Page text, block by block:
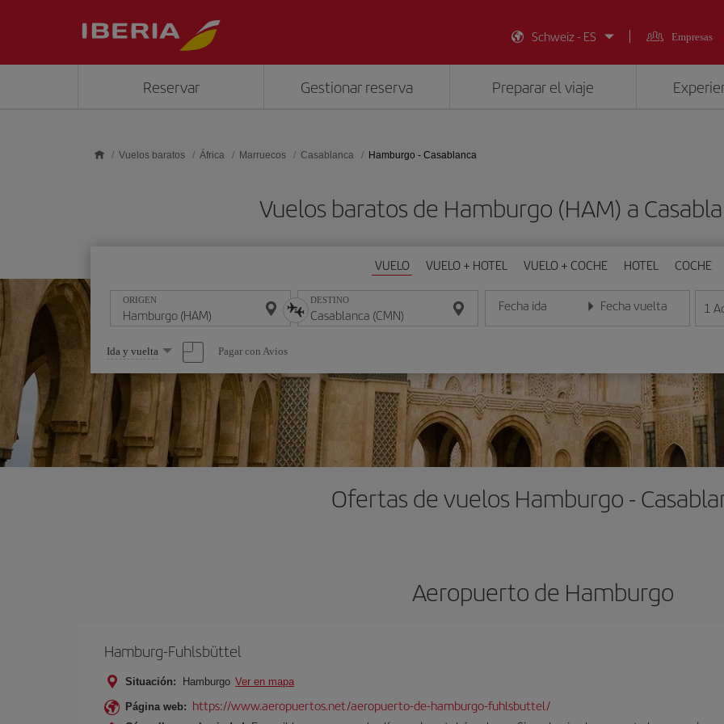
Schweiz - ES
Empresas
Reservar Gestionar reserva Preparar el viaje
Vuelos baratos África Marruecos Casablanca Hamburgo - Casablanca
Vuelos baratos de Hamburgo (HAM) a
VUELO VUELO + HOTEL VUELO + COCHE HOTEL COCHE
ORIGEN DESTINO Fecha ida
Introduce la fecha en formato día/mes/año
Fecha vuelta
Introduce la fecha en 1
Seleccione
una
opción
Ida y vuelta Pagar con Avios
Ofertas de vuelos Hamburgo -
Aeropuerto de Hamburgo
Hamburg-Fuhlsbüttel
Situación: Hamburgo Ver en mapa
Página web: https://www.aeropuertos.net/aeropuerto-de-hamburgo-fuhlsbuttel/